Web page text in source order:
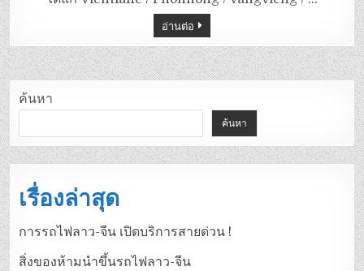
อ่านต่อ
ค้นหา
ค้นหา
เรื่องล่าสุด
การรถไฟลาว-จีน เปิดบริการสายด่วน !
สิ่งของห้ามนำขึ้นรถไฟลาว-จีน